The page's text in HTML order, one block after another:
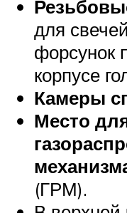
для
форсунок
корпусе
Камеры
Место
(ГРМ).